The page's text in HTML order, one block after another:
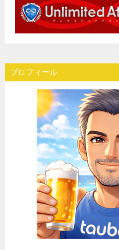
プロフィール